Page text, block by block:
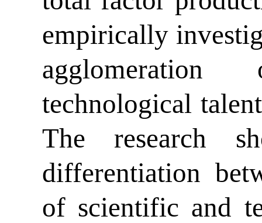
empirically
technological
The research
differentiation
of scientific and